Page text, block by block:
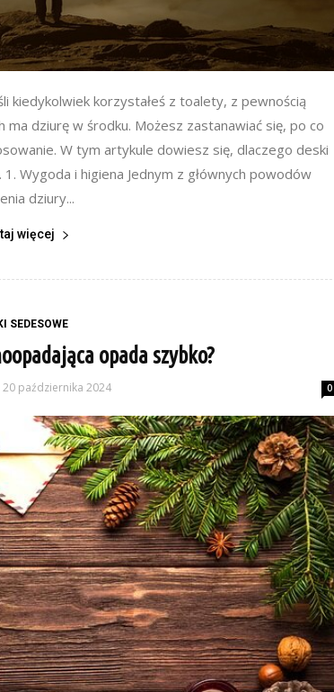
kiedykolwiek korzystałeś z toalety, z pewnością
ma dziurę w środku. Możesz zastanawiać się, po co
W tym artykule dowiesz się, dlaczego deski
Wygoda i higiena Jednym z głównych powodów
dziury...
więcej
SEDESOWE
opada szybko?
20 października 2024 0